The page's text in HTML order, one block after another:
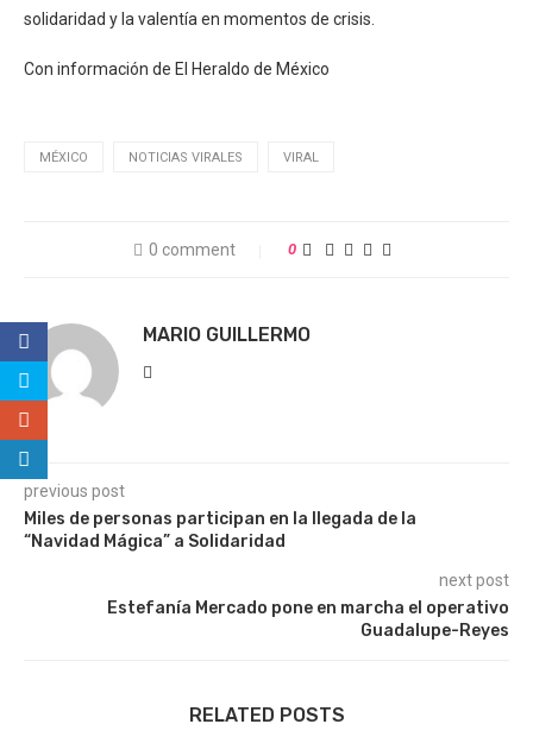
solidaridad y la valentía en momentos de crisis.
Con información de El Heraldo de México
MÉXICO NOTICIAS VIRALES VIRAL
0 comment 0
MARIO GUILLERMO
previous post
Miles de personas participan en la llegada de la
“Navidad Mágica” a Solidaridad
next post
Estefanía Mercado pone en marcha el operativo
Guadalupe-Reyes
RELATED POSTS